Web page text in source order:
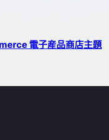
電子産品商店主題